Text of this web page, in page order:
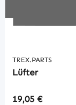
TREX.PARTS
Lüfter
Regulärer Preis:
19,05 €